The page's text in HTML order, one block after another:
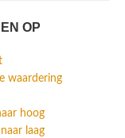
OP
waardering
hoog
laag